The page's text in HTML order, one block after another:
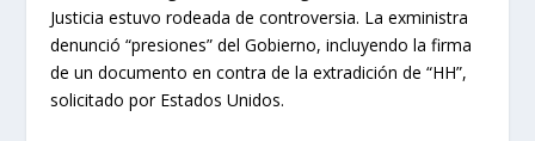
Justicia estuvo rodeada de controversia. La exministra
denunció “presiones” del Gobierno, incluyendo la firma
de un documento en contra de la extradición de “HH”,
solicitado por Estados Unidos.